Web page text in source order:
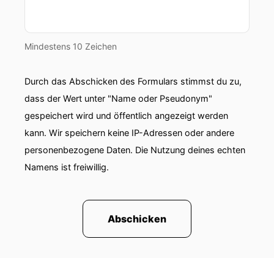
Mindestens 10 Zeichen
Durch das Abschicken des Formulars stimmst du zu,
dass der Wert unter "Name oder Pseudonym"
gespeichert wird und öffentlich angezeigt werden
kann. Wir speichern keine IP-Adressen oder andere
personenbezogene Daten. Die Nutzung deines echten
Namens ist freiwillig.
Abschicken